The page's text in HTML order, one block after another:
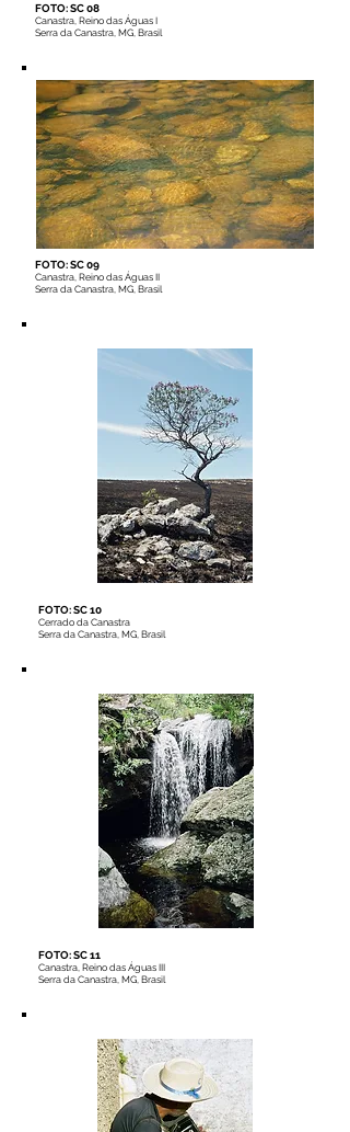
FOTO: SC 08
Canastra, Reino das Águas I
Serra da Canastra, MG, Brasil
FOTO: SC 09
Canastra, Reino das Águas II
Serra da Canastra, MG, Brasil
FOTO: SC 10
Cerrado da Canastra
Serra da Canastra, MG, Brasil
FOTO: SC 11
Canastra, Reino das Águas III
Serra da Canastra, MG, Brasil